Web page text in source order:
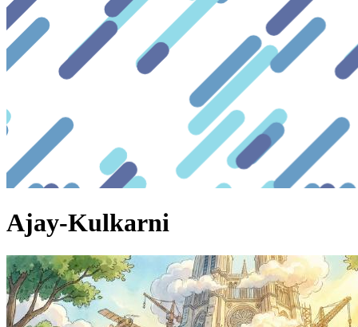
Ajay-Kulkarni